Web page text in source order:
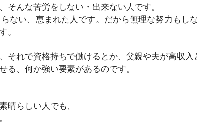
そんな苦労をしない・出来ない人です。
ない、恵まれた人です。だから無理な努力もし
。
それで資格持ちで働けるとか、父親や夫が高収入
る、何か強い要素があるのです。
晴らしい人でも、